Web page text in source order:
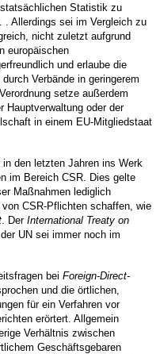
Statistik zu
. Allerdings sei im Vergleich zu
nicht zuletzt aufgrund
europäischen
und erlaube die
Verbände in geringerem
setze außerdem
oder der
in einem EU-Mitgliedstaat
den letzten Jahren ins Werk
im Bereich CSR. Dies gelte
Maßnahmen lediglich
CSR-Pflichten schaffen, wie
. Der International Treaty on
UN sei immer noch im
bei Foreign-Direct-
und die örtlichen,
für ein Verfahren vor
erörtert. Allgemein
Verhältnis zwischen
Geschäftsgebaren